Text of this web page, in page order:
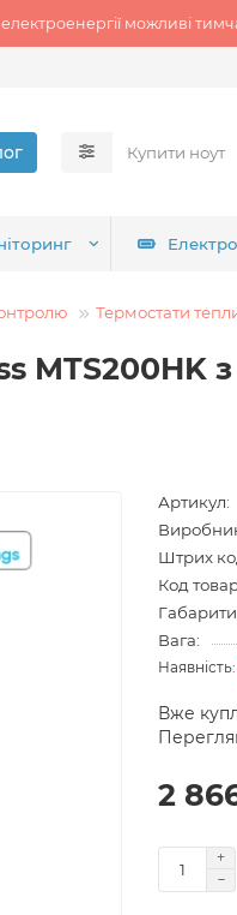
можливі
Термостати
MTS200HK
Артикул:
Штрих
Код
Вага:
Вже
2